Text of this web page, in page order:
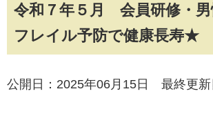
令和７年５月 会員研修・
フレイル予防で健康長寿★
公開日：2025年06月15日 最終更新